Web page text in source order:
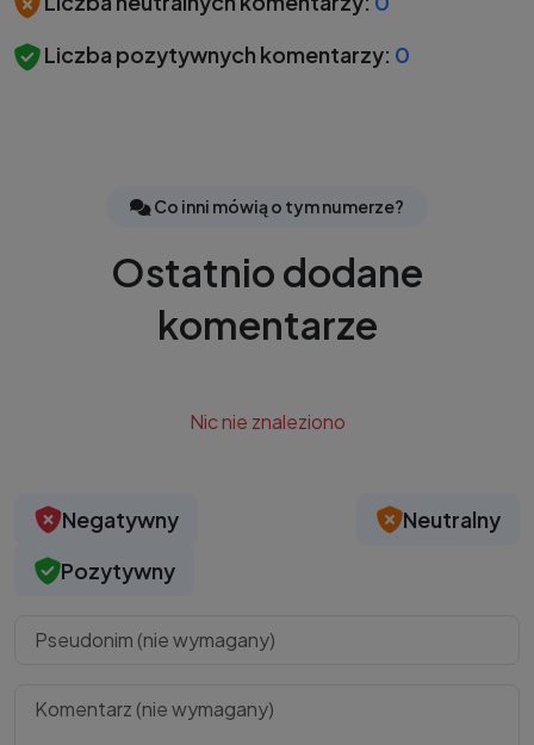
Liczba pozytywnych komentarzy: 0
Co inni mówią o tym numerze?
Ostatnio dodane
komentarze
Nic nie znaleziono
Negatywny
Neutralny
Pozytywny